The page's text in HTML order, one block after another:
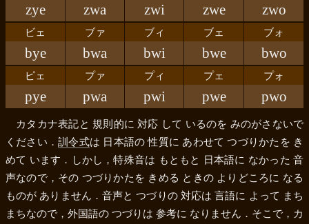
zye zwa zwi zwe zwo
ビェ ブァ ブィ ブェ ブォ
bye bwa bwi bwe bwo
ピェ プァ プィ プェ プォ
pye pwa pwi pwe pwo
カタカナ表記と 規則的に 対応 して いるのを みのがさないで
ください．訓令式は 日本語の 性質に あわせて つづりかたを き
めて います．しかし，特殊音は もともと 日本語に なかった 音
声なので，その つづりかたを きめる ときの よりどころに なる
ものが ありません．音声と つづりの 対応は 言語に よって まち
まちなので，外国語の つづりは 参考に なりません．そこで，カ